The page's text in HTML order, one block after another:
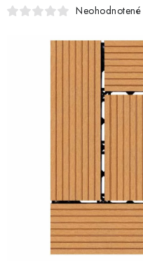
Vonkajšia dlažba
Neohodnotené